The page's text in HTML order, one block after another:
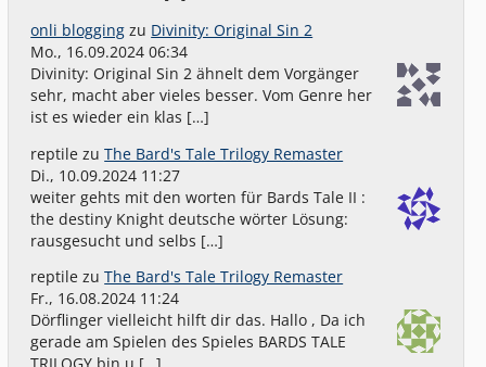
onli blogging zu Divinity: Original Sin 2
Mo., 16.09.2024 06:34
Divinity: Original Sin 2 ähnelt dem Vorgänger
sehr, macht aber vieles besser. Vom Genre her
ist es wieder ein klas […]
reptile zuThe Bard's Tale Trilogy Remaster
Di., 10.09.2024 11:27
weiter gehts mit den worten für Bards Tale II :
the destiny Knight deutsche wörter Lösung:
rausgesucht und selbs […]
reptile zuThe Bard's Tale Trilogy Remaster
Fr., 16.08.2024 11:24
Dörflinger vielleicht hilft dir das. Hallo , Da ich
gerade am Spielen des Spieles BARDS TALE